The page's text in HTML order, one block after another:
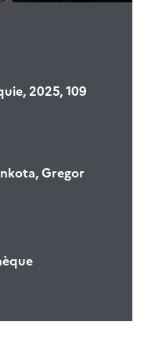
2025, 109
Gregor